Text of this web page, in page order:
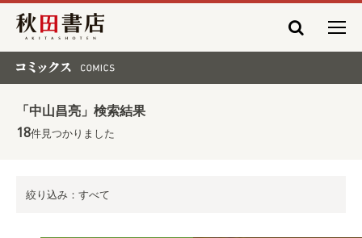
秋田書店
「中山昌亮」検索結果
18件見つかりました
絞り込み：すべて